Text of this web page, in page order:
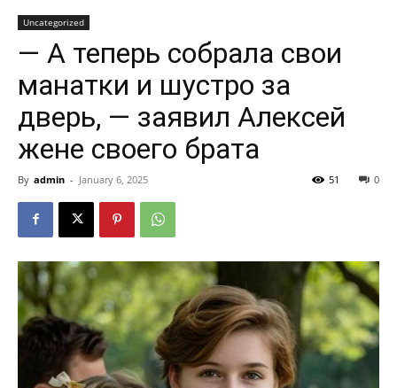
Uncategorized
— А теперь собрала свои
манатки и шустро за
дверь, — заявил Алексей
жене своего брата
By admin - January 6, 2025 0
51